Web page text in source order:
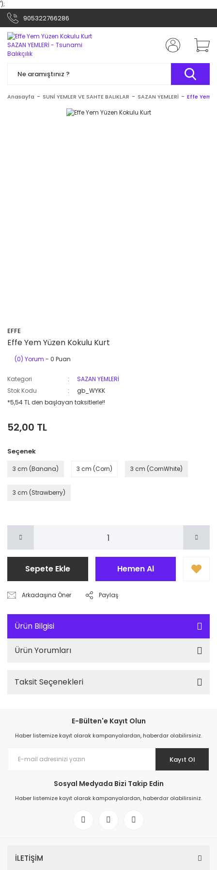
');
905322766286
Anasayfa SUNİ YEMLER VE SAHTE BALIKLAR SAZAN YEMLERİ Effe Yem
EFFE
Effe Yem Yüzen Kokulu Kurt
(0) Yorum - 0 Puan
Kategori
SAZAN YEMLERİ
Stok Kodu
gb_WYKK
*5,54 TL den başlayan taksitlerle!!
52,00 TL
Seçenek
3 cm (Banana) 3 cm (Corn) 3 cm (CornWhite)
3 cm (Strawberry)
Sepete Ekle Hemen Al
Arkadaşına Öner Paylaş
Ürün Bilgisi
Ürün Yorumları
Taksit Seçenekleri
E-Bülten'e Kayıt Olun
Haber listemize kayıt olarak kampanyalardan, haberdar olabilirsiniz.
Kayıt Ol
Sosyal Medyada Bizi Takip Edin
Haber listemize kayıt olarak kampanyalardan, haberdar olabilirsiniz.
İLETİŞİM